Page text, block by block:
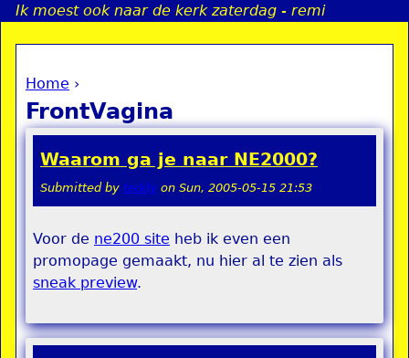
Jump to navigation
Ik moest ook naar de kerk zaterdag - remi
You are here
Home ›
FrontVagina
Waarom ga je naar NE2000?
Submitted by teddy on Sun, 2005-05-15 21:53
Voor de ne200 site heb ik even een
promopage gemaakt, nu hier al te zien als
sneak preview.